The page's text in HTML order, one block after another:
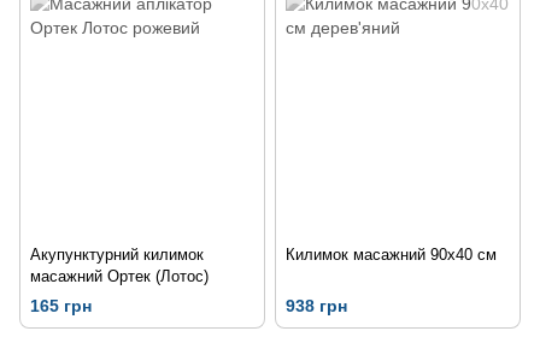
Акупунктурний килимок
масажний Ортек (Лотос)
165 грн
Килимок масажний 90х40 см
938 грн